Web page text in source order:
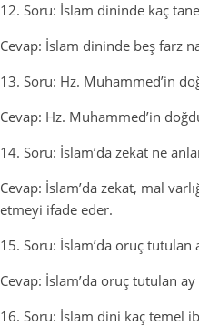
12. Soru: İslam dininde kaç
Cevap: İslam dininde beş farz
13. Soru: Hz. Muhammed’in
Cevap: Hz. Muhammed’in
14. Soru: İslam’da zekat ne
Cevap: İslam’da zekat, mal
etmeyi ifade eder.
15. Soru: İslam’da oruç tutulan
Cevap: İslam’da oruç tutulan ay
16. Soru: İslam dini kaç temel